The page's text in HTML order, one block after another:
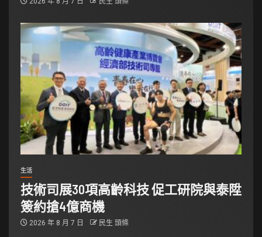
生活
技術司展30項高齡科技 促工研院與泰陞
簽約搶4億商機
2026 年 8 月 7 日 民生 頭條